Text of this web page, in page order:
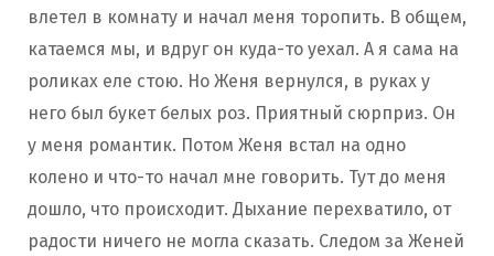
влетел в комнату и начал меня торопить. В общем,
катаемся мы, и вдруг он куда-то уехал. А я сама на
роликах еле стою. Но Женя вернулся, в руках у
него был букет белых роз. Приятный сюрприз. Он
у меня романтик. Потом Женя встал на одно
колено и что-то начал мне говорить. Тут до меня
дошло, что происходит. Дыхание перехватило, от
радости ничего не могла сказать. Следом за Женей